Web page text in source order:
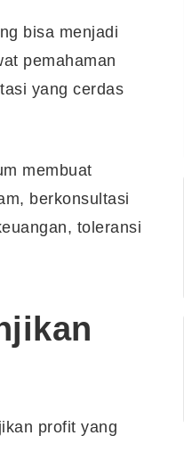
bisa menjadi
pemahaman
yang cerdas
membuat
berkonsultasi
toleransi
profit yang